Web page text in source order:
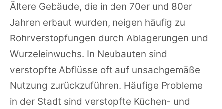
Ältere Gebäude, die in den 70er und 80er
Jahren erbaut wurden, neigen häufig zu
Rohrverstopfungen durch Ablagerungen und
Wurzeleinwuchs. In Neubauten sind
verstopfte Abflüsse oft auf unsachgemäße
Nutzung zurückzuführen. Häufige Probleme
in der Stadt sind verstopfte Küchen- und